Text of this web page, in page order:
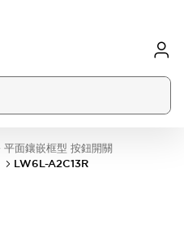
平面鑲嵌框型 按鈕開關
LW6L-A2C13R